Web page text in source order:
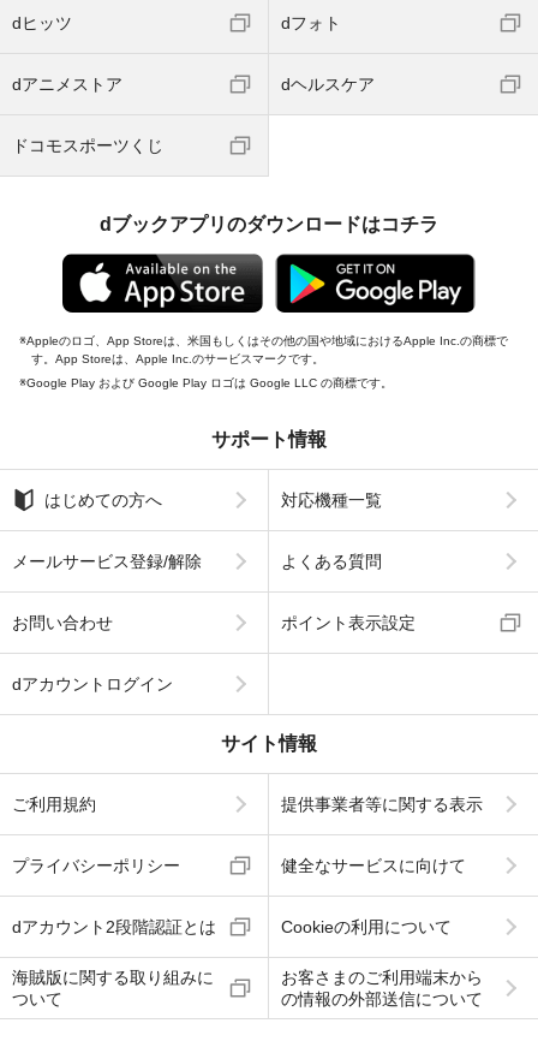
dヒッツ dフォト
dアニメストア dヘルスケア
ドコモスポーツくじ
dブックアプリのダウンロードはコチラ
Appleのロゴ、App Storeは、米国もしくはその他の国や地域におけるApple Inc.の商標で
す。App Storeは、Apple Inc.のサービスマークです。
Google Play および Google Play ロゴは Google LLC の商標です。
サポート情報
はじめての方へ 対応機種一覧
メールサービス登録/解除 よくある質問
お問い合わせ ポイント表示設定
dアカウントログイン
サイト情報
ご利用規約 提供事業者等に関する表示
プライバシーポリシー 健全なサービスに向けて
dアカウント2段階認証とは Cookieの利用について
海賊版に関する取り組みに
ついて
お客さまのご利用端末から
の情報の外部送信について